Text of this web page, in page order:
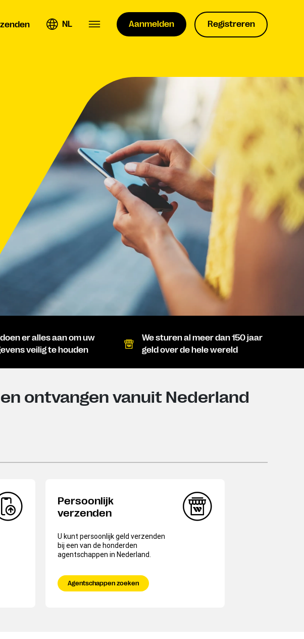
NL Aanmelden Registreren
er alles aan om uw
veilig te houden
We sturen al meer dan 150 jaar
geld over de hele wereld
ontvangen vanuit Nederland
Persoonlijk
verzenden
U kunt persoonlijk geld verzenden
bij een van de honderden
agentschappen in Nederland.
Agentschappen zoeken